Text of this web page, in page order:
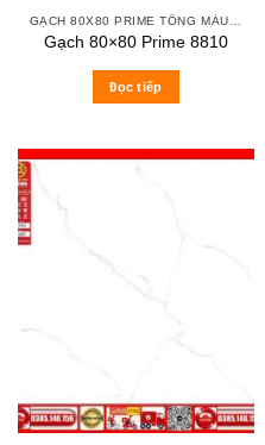
Gạch 80×80 Prime 8810
Đọc tiếp